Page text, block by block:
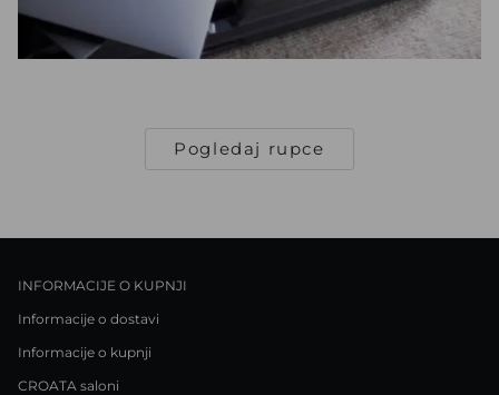
Pogledaj rupce
INFORMACIJE O KUPNJI
Informacije o dostavi
Informacije o kupnji
CROATA saloni